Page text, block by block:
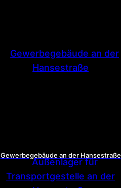
Gewerbegebäude an der Hansestraße